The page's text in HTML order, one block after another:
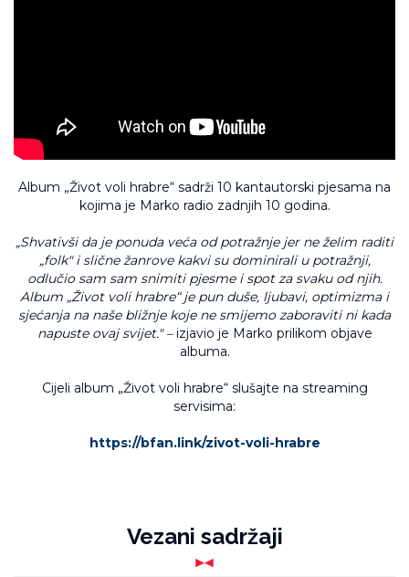
Album „Život voli hrabre“ sadrži 10 kantautorski pjesama na
kojima je Marko radio zadnjih 10 godina.
„Shvativši da je ponuda veća od potražnje jer ne želim raditi
„folk" i slične žanrove kakvi su dominirali u potražnji,
odlučio sam sam snimiti pjesme i spot za svaku od njih.
Album „Život voli hrabre“ je pun duše, ljubavi, optimizma i
sjećanja na naše bližnje koje ne smijemo zaboraviti ni kada
napuste ovaj svijet." –izjavio je Marko prilikom objave
albuma.
Cijeli album „Život voli hrabre“ slušajte na streaming
servisima:
https://bfan.link/zivot-voli-hrabre
Vezani sadržaji